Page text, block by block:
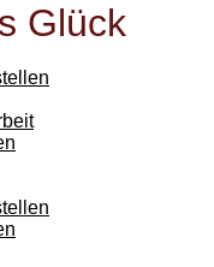
Glück